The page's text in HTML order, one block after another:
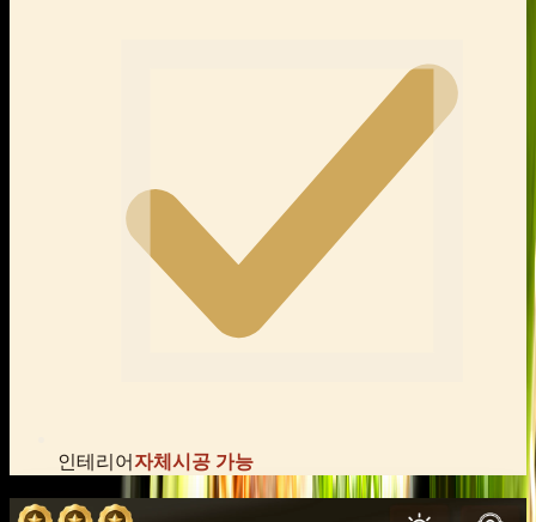
인테리어자체시공 가능